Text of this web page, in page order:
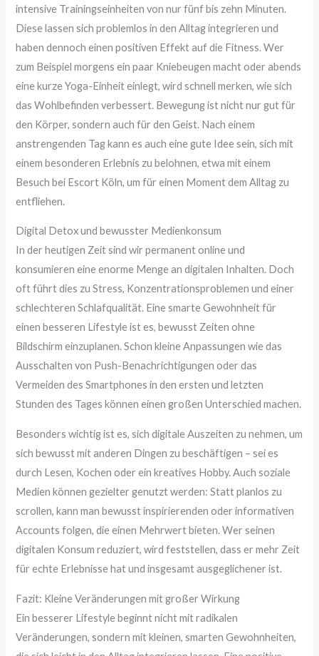
intensive Trainingseinheiten von nur fünf bis zehn Minuten.
Diese lassen sich problemlos in den Alltag integrieren und
haben dennoch einen positiven Effekt auf die Fitness. Wer
zum Beispiel morgens ein paar Kniebeugen macht oder abends
eine kurze Yoga-Einheit einlegt, wird schnell merken, wie sich
das Wohlbefinden verbessert. Bewegung ist nicht nur gut für
den Körper, sondern auch für den Geist. Nach einem
anstrengenden Tag kann es auch eine gute Idee sein, sich mit
einem besonderen Erlebnis zu belohnen, etwa mit einem
Besuch bei Escort Köln, um für einen Moment dem Alltag zu
entfliehen.
Digital Detox und bewusster Medienkonsum
In der heutigen Zeit sind wir permanent online und
konsumieren eine enorme Menge an digitalen Inhalten. Doch
oft führt dies zu Stress, Konzentrationsproblemen und einer
schlechteren Schlafqualität. Eine smarte Gewohnheit für
einen besseren Lifestyle ist es, bewusst Zeiten ohne
Bildschirm einzuplanen. Schon kleine Anpassungen wie das
Ausschalten von Push-Benachrichtigungen oder das
Vermeiden des Smartphones in den ersten und letzten
Stunden des Tages können einen großen Unterschied machen.
Besonders wichtig ist es, sich digitale Auszeiten zu nehmen, um
sich bewusst mit anderen Dingen zu beschäftigen – sei es
durch Lesen, Kochen oder ein kreatives Hobby. Auch soziale
Medien können gezielter genutzt werden: Statt planlos zu
scrollen, kann man bewusst inspirierenden oder informativen
Accounts folgen, die einen Mehrwert bieten. Wer seinen
digitalen Konsum reduziert, wird feststellen, dass er mehr Zeit
für echte Erlebnisse hat und insgesamt ausgeglichener ist.
Fazit: Kleine Veränderungen mit großer Wirkung
Ein besserer Lifestyle beginnt nicht mit radikalen
Veränderungen, sondern mit kleinen, smarten Gewohnheiten,